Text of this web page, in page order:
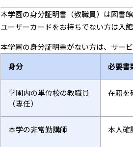
本学園の身分証明書（教職員）は図書
ユーザーカードをお持ちでない方は入
本学園の身分証明書がない方は、サー
身分
必要書
学園内の単位校の教職員
（専任）
在籍を
本学の非常勤講師 本人確